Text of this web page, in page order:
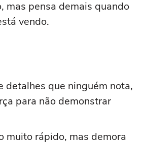
mas pensa demais quando
vendo.
detalhes que ninguém nota,
para não demonstrar
muito rápido, mas demora